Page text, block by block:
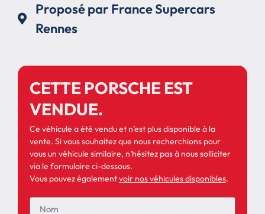
Proposé par France Supercars
Rennes
CETTE PORSCHE EST
VENDUE.
Ce véhicule a été vendu et n’est plus disponible à la
vente. Si vous souhaitez que nous recherchions pour
vous un véhicule similaire, n’hésitez pas à nous solliciter
via le formulaire ci-dessous.
Vous pouvez égalementvoir nos véhicules disponibles.